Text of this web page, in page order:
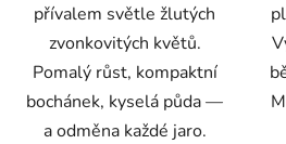
přívalem světle žlutých
zvonkovitých květů.
Pomalý růst, kompaktní
bochánek, kyselá půda —
a odměna každé jaro.
Powered by